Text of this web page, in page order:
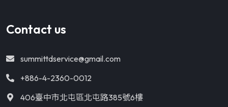
Contact us
summittdservice@gmail.com
+886-4-2360-0012
406臺中市北屯區北屯路385號6樓